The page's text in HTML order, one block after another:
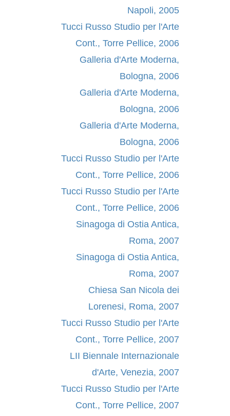
Napoli, 2005
Tucci Russo Studio per l'Arte
Cont., Torre Pellice, 2006
Galleria d'Arte Moderna,
Bologna, 2006
Galleria d'Arte Moderna,
Bologna, 2006
Galleria d'Arte Moderna,
Bologna, 2006
Tucci Russo Studio per l'Arte
Cont., Torre Pellice, 2006
Tucci Russo Studio per l'Arte
Cont., Torre Pellice, 2006
Sinagoga di Ostia Antica,
Roma, 2007
Sinagoga di Ostia Antica,
Roma, 2007
Chiesa San Nicola dei
Lorenesi, Roma, 2007
Tucci Russo Studio per l'Arte
Cont., Torre Pellice, 2007
LII Biennale Internazionale
d'Arte, Venezia, 2007
Tucci Russo Studio per l'Arte
Cont., Torre Pellice, 2007